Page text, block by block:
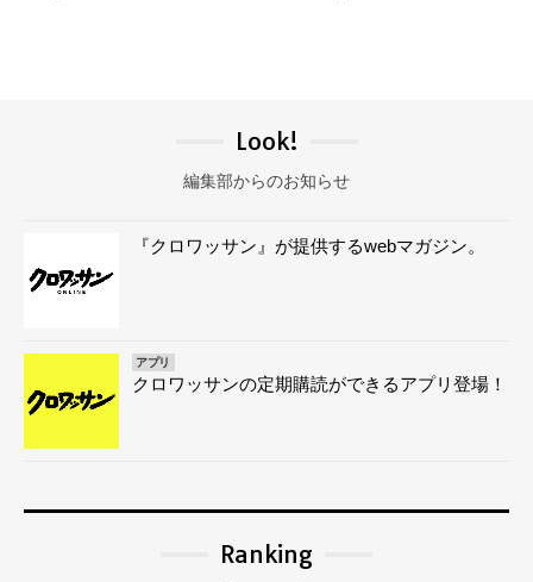
Look!
編集部からのお知らせ
『クロワッサン』が提供するwebマガジン。
アプリ
クロワッサンの定期購読ができるアプリ登場！
Ranking